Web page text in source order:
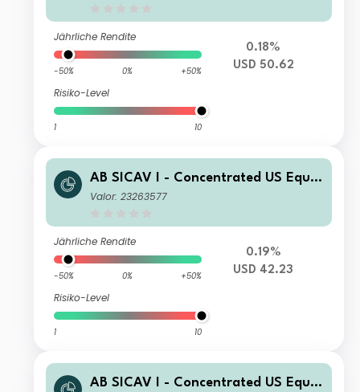
Jährliche Rendite
-50% 0% +50%
Risiko-Level
1 10
0.18%
USD 50.62
AB SICAV I - Concentrated US Equit
y Portfolio N USD Acc
Valor: 23263577
Jährliche Rendite
-50% 0% +50%
Risiko-Level
1 10
0.19%
USD 42.23
AB SICAV I - Concentrated US Equit